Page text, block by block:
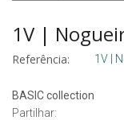
1V |
Referência: 1V |
BASIC collection
Partilhar: